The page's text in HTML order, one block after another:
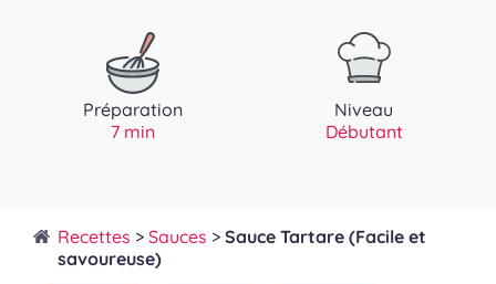
Préparation
7 min
Niveau
Débutant
Recettes >Sauces >Sauce Tartare (Facile et
savoureuse)